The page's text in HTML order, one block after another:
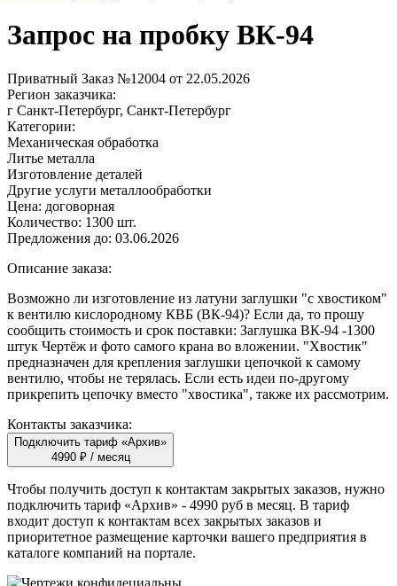
Запрос на пробку ВК-94
Приватный Заказ №12004 от 22.05.2026
Регион заказчика:
г Санкт-Петербург, Санкт-Петербург
Категории:
Механическая обработка
Литье металла
Изготовление деталей
Другие услуги металлообработки
Цена: договорная
Количество: 1300 шт.
Предложения до: 03.06.2026
Описание заказа:
Возможно ли изготовление из латуни заглушки "с хвостиком"
к вентилю кислородному КВБ (ВК-94)? Если да, то прошу
сообщить стоимость и срок поставки: Заглушка ВК-94 -1300
штук Чертёж и фото самого крана во вложении. "Хвостик"
предназначен для крепления заглушки цепочкой к самому
вентилю, чтобы не терялась. Если есть идеи по-другому
прикрепить цепочку вместо "хвостика", также их рассмотрим.
Контакты заказчика:
Подключить тариф «Архив»
4990 ₽ / месяц
Чтобы получить доступ к контактам закрытых заказов, нужно
подключить тариф «Архив» - 4990 руб в месяц. В тариф
входит доступ к контактам всех закрытых заказов и
приоритетное размещение карточки вашего предприятия в
каталоге компаний на портале.